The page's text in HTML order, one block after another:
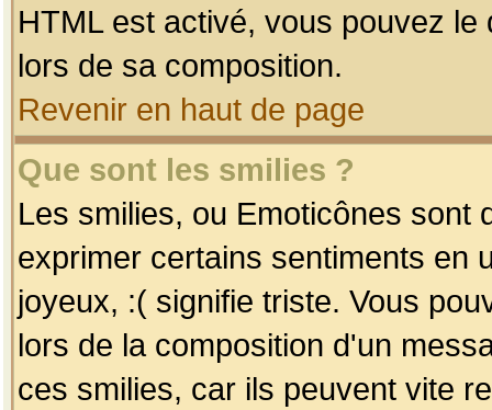
HTML est activé, vous pouvez
lors de sa composition.
Revenir en haut de page
Que sont les smilies ?
Les smilies, ou Emoticônes sont
exprimer certains sentiments en
joyeux, :( signifie triste. Vous
lors de la composition d'un
ces smilies, car ils peuvent vite